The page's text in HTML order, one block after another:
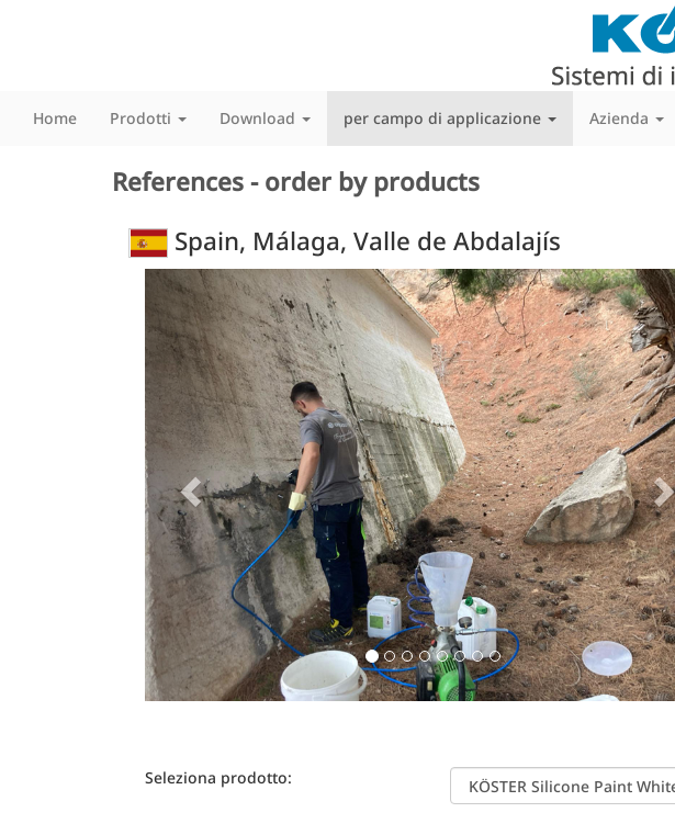
Home Prodotti Download per campo di applicazione Azienda
References - order by products
Spain, Málaga, Valle de Abdalajís
Previous
Seleziona prodotto: